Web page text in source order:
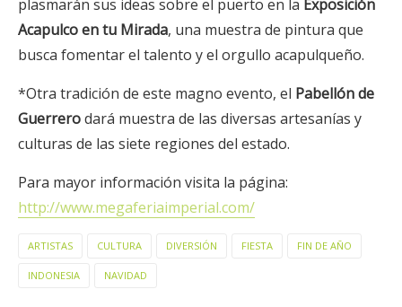
plasmarán sus ideas sobre el puerto en la Exposición
Acapulco en tu Mirada, una muestra de pintura que
busca fomentar el talento y el orgullo acapulqueño.
*Otra tradición de este magno evento, el Pabellón de
Guerrerodará muestra de las diversas artesanías y
culturas de las siete regiones del estado.
Para mayor información visita la página:
http://www.megaferiaimperial.com/
ARTISTAS CULTURA DIVERSIÓN FIESTA FIN DE AÑO
INDONESIA NAVIDAD